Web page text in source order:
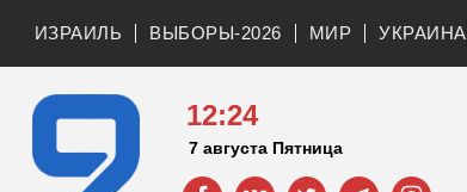
ИЗРАИЛЬ ВЫБОРЫ-2026 МИР УКРАИНА
12:24
7 августа Пятница